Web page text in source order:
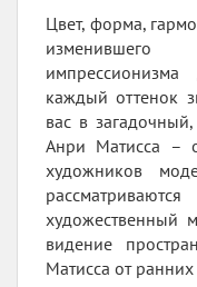
Цвет, форма,
каждый оттенок
вас в
Анри Матисса –
художников
художественный
видение
Матисса от